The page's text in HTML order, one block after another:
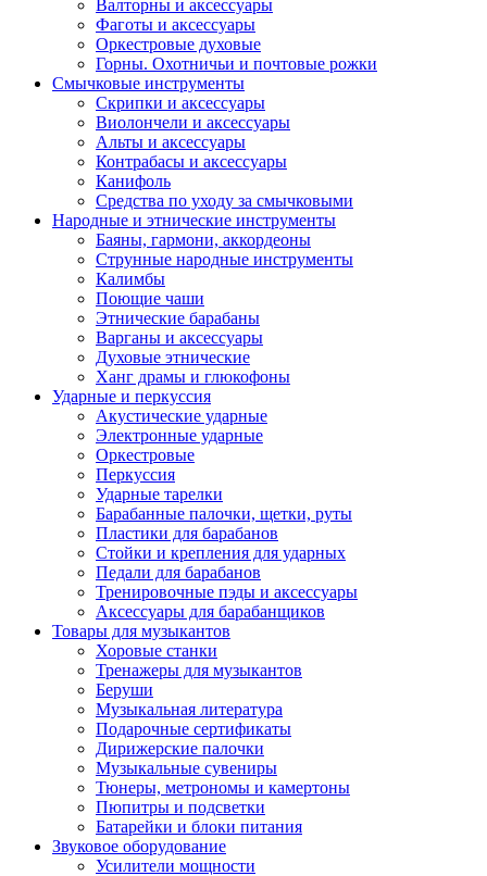
Валторны и аксессуары
Фаготы и аксессуары
Оркестровые духовые
Горны. Охотничьи и почтовые рожки
Смычковые инструменты
Скрипки и аксессуары
Виолончели и аксессуары
Альты и аксессуары
Контрабасы и аксессуары
Канифоль
Средства по уходу за смычковыми
Народные и этнические инструменты
Баяны, гармони, аккордеоны
Струнные народные инструменты
Калимбы
Поющие чаши
Этнические барабаны
Варганы и аксессуары
Духовые этнические
Ханг драмы и глюкофоны
Ударные и перкуссия
Акустические ударные
Электронные ударные
Оркестровые
Перкуссия
Ударные тарелки
Барабанные палочки, щетки, руты
Пластики для барабанов
Стойки и крепления для ударных
Педали для барабанов
Тренировочные пэды и аксессуары
Аксессуары для барабанщиков
Товары для музыкантов
Хоровые станки
Тренажеры для музыкантов
Беруши
Музыкальная литература
Подарочные сертификаты
Дирижерские палочки
Музыкальные сувениры
Тюнеры, метрономы и камертоны
Пюпитры и подсветки
Батарейки и блоки питания
Звуковое оборудование
Усилители мощности